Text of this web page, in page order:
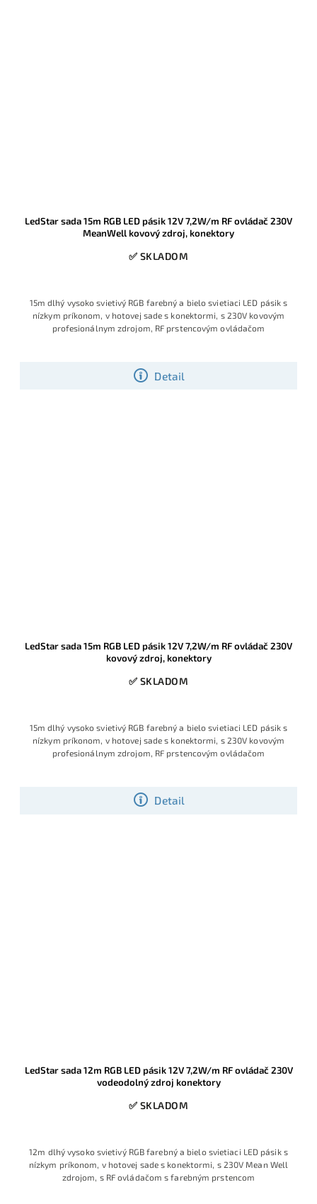
LedStar sada 15m RGB LED pásik 12V 7,2W/m RF ovládač 230V
MeanWell kovový zdroj, konektory
✅ SKLADOM
Detail
15m dlhý vysoko svietivý RGB farebný a bielo svietiaci LED pásik s
nízkym príkonom, v hotovej sade s konektormi, s 230V kovovým
profesionálnym zdrojom, RF prstencovým ovládačom
LedStar sada 15m RGB LED pásik 12V 7,2W/m RF ovládač 230V
kovový zdroj, konektory
✅ SKLADOM
Detail
15m dlhý vysoko svietivý RGB farebný a bielo svietiaci LED pásik s
nízkym príkonom, v hotovej sade s konektormi, s 230V kovovým
profesionálnym zdrojom, RF prstencovým ovládačom
LedStar sada 12m RGB LED pásik 12V 7,2W/m RF ovládač 230V
vodeodolný zdroj konektory
✅ SKLADOM
12m dlhý vysoko svietivý RGB farebný a bielo svietiaci LED pásik s
nízkym príkonom, v hotovej sade s konektormi, s 230V Mean Well
zdrojom, s RF ovládačom s farebným prstencom